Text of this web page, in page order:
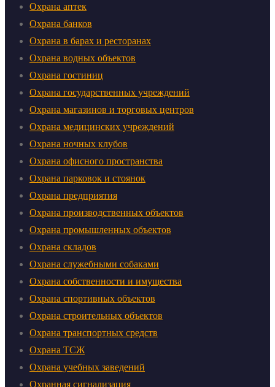
Охрана аптек
Охрана банков
Охрана в барах и ресторанах
Охрана водных объектов
Охрана гостиниц
Охрана государственных учреждений
Охрана магазинов и торговых центров
Охрана медицинских учреждений
Охрана ночных клубов
Охрана офисного пространства
Охрана парковок и стоянок
Охрана предприятия
Охрана производственных объектов
Охрана промышленных объектов
Охрана складов
Охрана служебными собаками
Охрана собственности и имущества
Охрана спортивных объектов
Охрана строительных объектов
Охрана транспортных средств
Охрана ТСЖ
Охрана учебных заведений
Охранная сигнализация